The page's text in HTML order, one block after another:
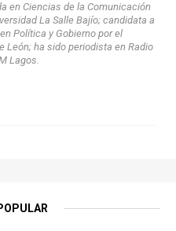
en Ciencias de la Comunicación
La Salle Bajío; candidata a
Política y Gobierno por el
León; ha sido periodista en Radio
Lagos.